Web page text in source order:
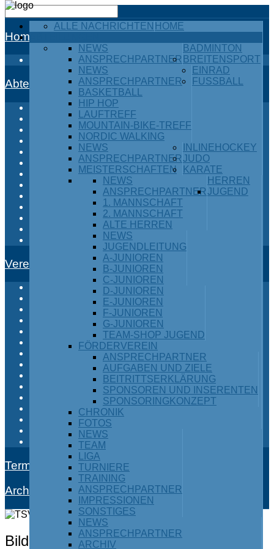
Home
Alle Nachrichten
Abteilungen
Badminton
Breitensport
Inlinehockey
Kraftdreikampf
Ski / Snowboard
Verein
Anfahrt und Lage
Stanno-Vereinsshop
Termine Vereinslogistik
Turnhallenbelegung
Vereinsheimbau Eigenleistungen
125-Jahr-Feier
Termine
Archiv
HOME
ALLE NACHRICHTEN
BADMINTON
NEWS
ANSPRECHPARTNER BREITENSPORT
NEWS
ANSPRECHPARTNER
BASKETBALL
HIP HOP
LAUFTREFF
MOUNTAIN-BIKE-TREFF
NORDIC WALKING
EINRAD
NEWS
ANSPRECHPARTNER
MEISTERSCHAFTEN
FUSSBALL
HERREN
NEWS
ANSPRECHPARTNER
1. MANNSCHAFT
2. MANNSCHAFT
ALTE HERREN
JUGEND
NEWS
JUGENDLEITUNG
A-JUNIOREN
B-JUNIOREN
C-JUNIOREN
D-JUNIOREN
E-JUNIOREN
F-JUNIOREN
G-JUNIOREN
TEAM-SHOP JUGEND
FÖRDERVEREIN
ANSPRECHPARTNER
AUFGABEN UND ZIELE
BEITRITTSERKLÄRUNG
SPONSOREN UND INSERENTEN
SPONSORINGKONZEPT
CHRONIK
FOTOS
INLINEHOCKEY
NEWS
TEAM
LIGA
TURNIERE
TRAINING
ANSPRECHPARTNER
IMPRESSIONEN
SONSTIGES
JUDO
NEWS
ANSPRECHPARTNER
ARCHIV
KARATE
Bildergalerie vom Skikurs in Inzell